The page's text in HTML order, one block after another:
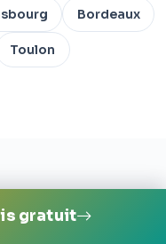
Bordeaux
Toulon
gratuit